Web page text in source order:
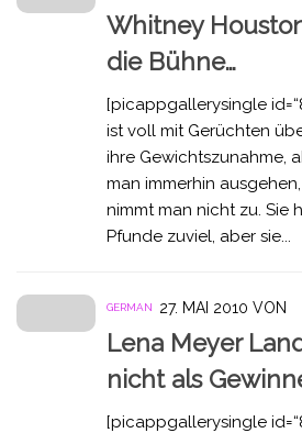
Whitney
die Bühne…
[picappgallerysingle
ist voll mit Gerüchten
ihre Gewichtszunahme,
man immerhin
nimmt man nicht zu. Sie
Pfunde zuviel, aber sie...
GERMAN 27. MAI 2010 VON
Lena Meyer
nicht als
[picappgallerysingle